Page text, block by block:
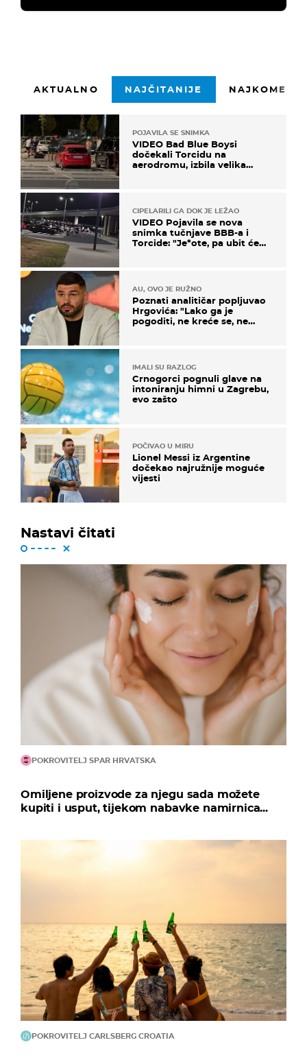
AKTUALNO NAJČITANIJE
POJAVILA SE SNIMKA
VIDEO Bad Blue Boysi
dočekali Torcidu na
aerodromu, izbila velika
CIPELARILI GA DOK JE LEŽAO
VIDEO Pojavila se nova
snimka tučnjave BBB-a i
Torcide: "Je*ote, pa ubit će
AU, OVO JE RUŽNO
Poznati analitičar popljuvao
Hrgovića: "Lako ga je
pogoditi, ne kreće se, ne
IMALI SU RAZLOG
Crnogorci pognuli glave na
intoniranju himni u Zagrebu,
evo zašto
POČIVAO U MIRU
Lionel Messi iz Argentine
dočekao najružnije moguće
vijesti
Nastavi čitati
POKROVITELJ SPAR HRVATSKA
Omiljene proizvode za njegu sada možete
kupiti i usput, tijekom nabavke namirnica...
POKROVITELJ CARLSBERG CROATIA